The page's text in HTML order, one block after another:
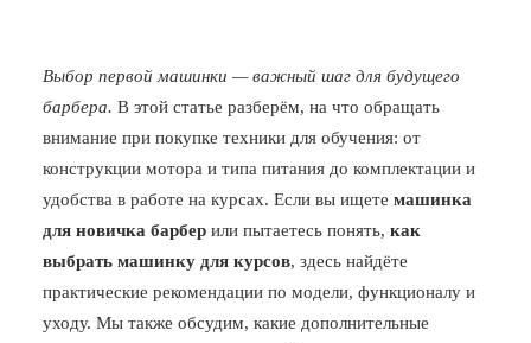
Выбор первой машинки — важный шаг для будущего
барбера. В этой статье разберём, на что обращать
внимание при покупке техники для обучения: от
конструкции мотора и типа питания до комплектации и
удобства в работе на курсах. Если вы ищете машинка
для новичка барбер или пытаетесь понять, как
выбрать машинку для курсов, здесь найдёте
практические рекомендации по модели, функционалу и
уходу. Мы также обсудим, какие дополнительные